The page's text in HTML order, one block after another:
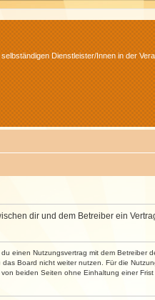
Dienstleister/Innen in der
dir und dem Betreiber ein
einen Nutzungsvertrag mit dem
Board nicht weiter nutzen. Für die
beiden Seiten ohne Einhaltung einer Frist